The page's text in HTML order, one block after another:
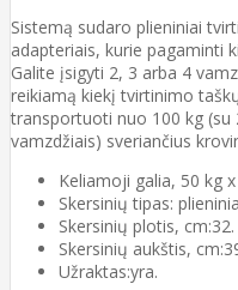
Sistemą sudaro plieniniai
adapteriais, kurie pagaminti
Galite įsigyti 2, 3 arba 4
reikiamą kiekį tvirtinimo
transportuoti nuo 100 kg (su
vamzdžiais) sveriančius
Keliamoji galia, 50 kg
Skersinių tipas:
Skersinių plotis, cm:32.
Skersinių aukštis,
Užraktas:yra.